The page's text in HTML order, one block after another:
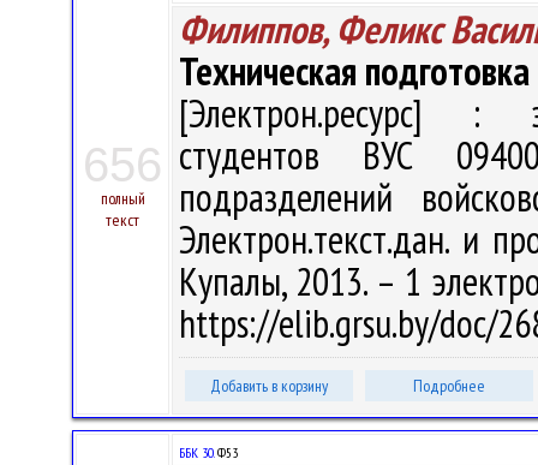
656
полный
текст
Филиппов, Феликс
Техническая подготовка
[Электрон.ресурс] :
студентов ВУС
подразделений
Электрон.текст.дан. и
Купалы, 2013. – 1
https://elib.grsu.by/doc/
Добавить в корзину Подробнее
ББК 30.Ф53